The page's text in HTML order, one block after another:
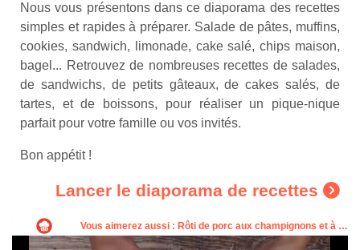
Nous vous présentons dans ce diaporama des recettes
simples et rapides à préparer. Salade de pâtes, muffins,
cookies, sandwich, limonade, cake salé, chips maison,
bagel... Retrouvez de nombreuses recettes de salades,
de sandwichs, de petits gâteaux, de cakes salés, de
tartes, et de boissons, pour réaliser un pique-nique
parfait pour votre famille ou vos invités.
Bon appétit !
Lancer le diaporama de recettes